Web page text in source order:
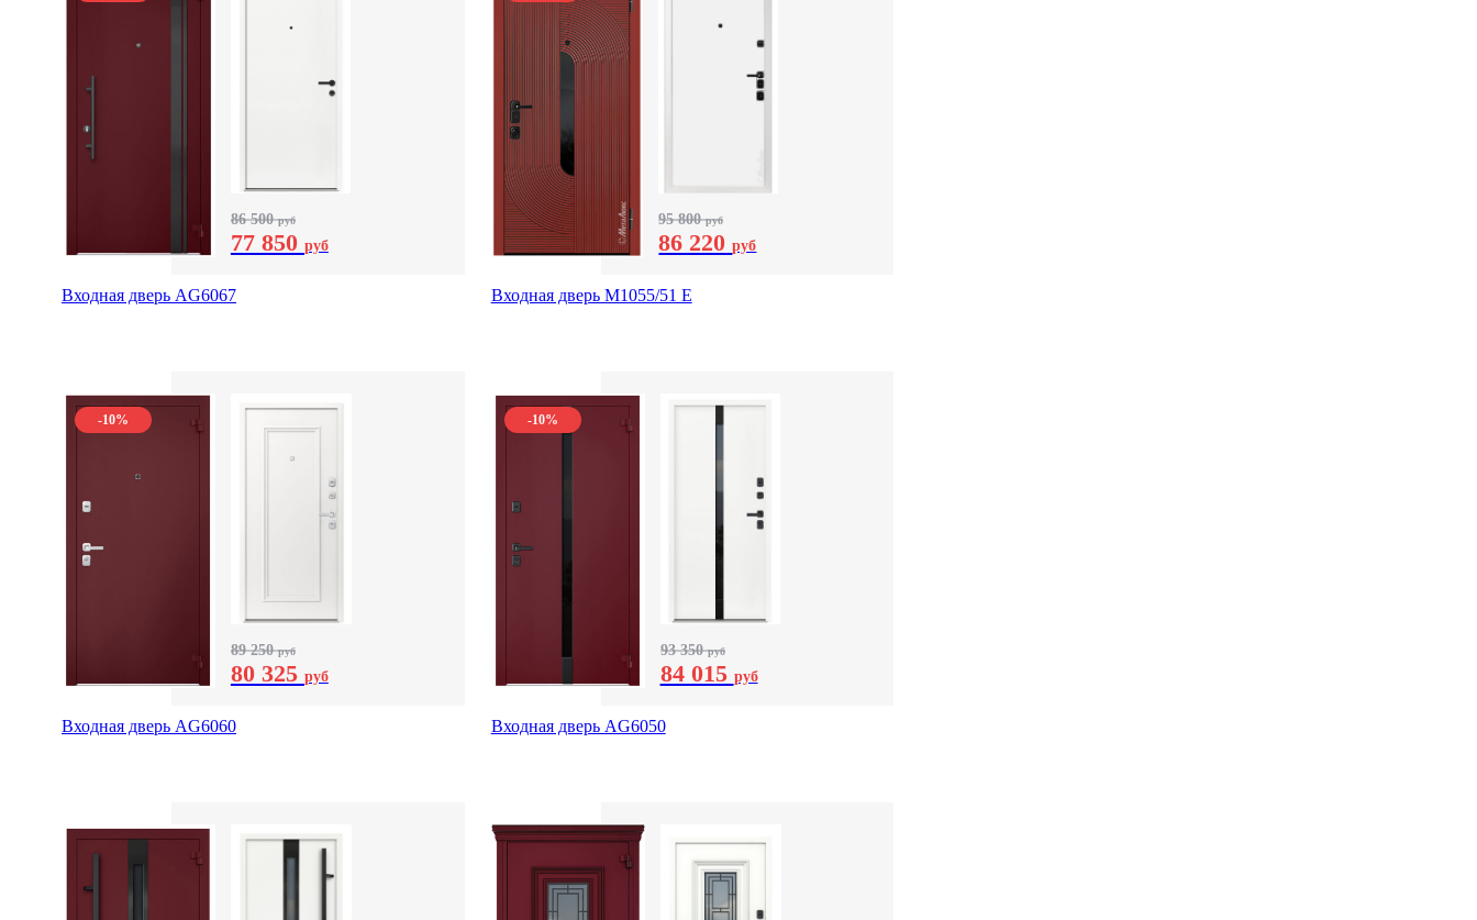
86 500руб
77 850 руб
Входная дверь AG6067
95 800руб
86 220руб
Входная дверь М1055/51 Е
-10%
89 250руб
80 325 руб
Входная дверь AG6060
-10%
93 350руб
84 015 руб
Входная дверь AG6050